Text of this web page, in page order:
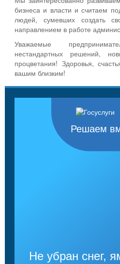
бизнеса и власти и считаем
людей, сумевших создать
направлением в работе
Уважаемые
нестандартных решений,
процветания! Здоровья,
вашим близким!
Решаем
Не убран снег,